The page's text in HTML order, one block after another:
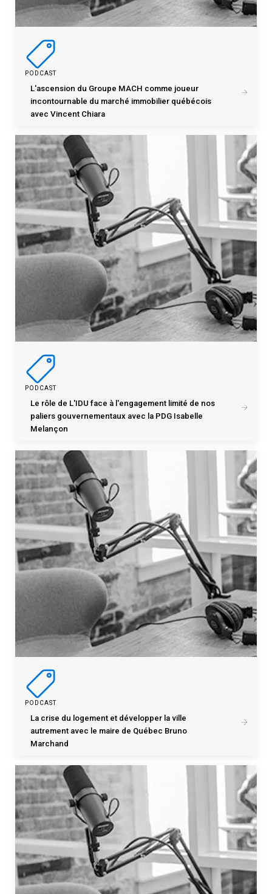
PODCAST
L'ascension du Groupe MACH comme joueur
incontournable du marché immobilier québécois
avec Vincent Chiara
PODCAST
Le rôle de L'IDU face à l'engagement limité de nos
paliers gouvernementaux avec la PDG Isabelle
Melançon
PODCAST
La crise du logement et développer la ville
autrement avec le maire de Québec Bruno
Marchand